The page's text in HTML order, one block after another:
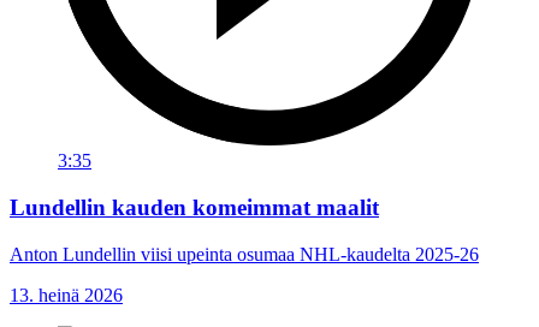
3:35
Lundellin kauden komeimmat maalit
Anton Lundellin viisi upeinta osumaa NHL-kaudelta 2025-26
13. heinä 2026